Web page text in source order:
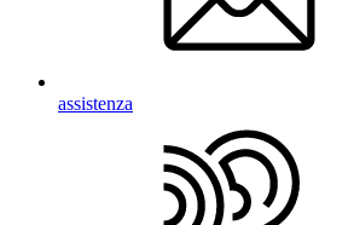
assistenza